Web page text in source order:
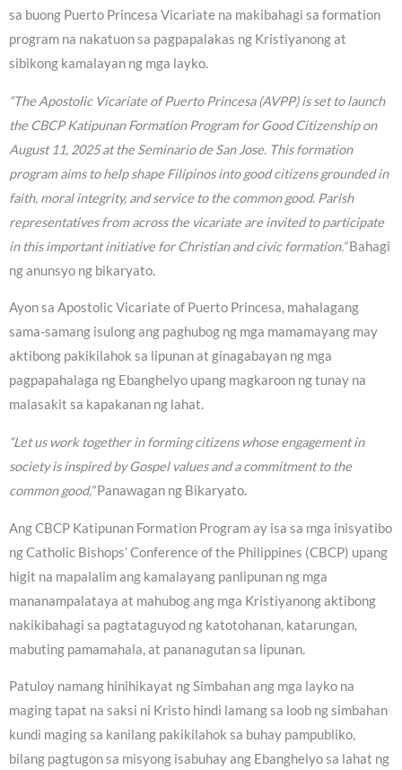
sa buong Puerto Princesa Vicariate na makibahagi sa formation
program na nakatuon sa pagpapalakas ng Kristiyanong at
sibikong kamalayan ng mga layko.
“The Apostolic Vicariate of Puerto Princesa (AVPP) is set to launch
the CBCP Katipunan Formation Program for Good Citizenship on
August 11, 2025 at the Seminario de San Jose. This formation
program aims to help shape Filipinos into good citizens grounded in
faith, moral integrity, and service to the common good. Parish
representatives from across the vicariate are invited to participate
in this important initiative for Christian and civic formation.”Bahagi
ng anunsyo ng bikaryato.
Ayon sa Apostolic Vicariate of Puerto Princesa, mahalagang
sama-samang isulong ang paghubog ng mga mamamayang may
aktibong pakikilahok sa lipunan at ginagabayan ng mga
pagpapahalaga ng Ebanghelyo upang magkaroon ng tunay na
malasakit sa kapakanan ng lahat.
“Let us work together in forming citizens whose engagement in
society is inspired by Gospel values and a commitment to the
common good,”Panawagan ng Bikaryato.
Ang CBCP Katipunan Formation Program ay isa sa mga inisyatibo
ng Catholic Bishops’ Conference of the Philippines (CBCP) upang
higit na mapalalim ang kamalayang panlipunan ng mga
mananampalataya at mahubog ang mga Kristiyanong aktibong
nakikibahagi sa pagtataguyod ng katotohanan, katarungan,
mabuting pamamahala, at pananagutan sa lipunan.
Patuloy namang hinihikayat ng Simbahan ang mga layko na
maging tapat na saksi ni Kristo hindi lamang sa loob ng simbahan
kundi maging sa kanilang pakikilahok sa buhay pampubliko,
bilang pagtugon sa misyong isabuhay ang Ebanghelyo sa lahat ng